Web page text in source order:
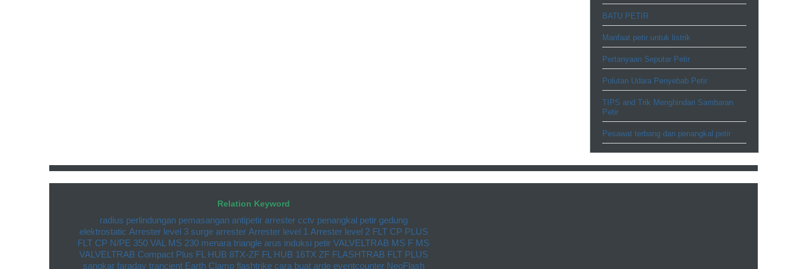
BATU PETIR
Manfaat petir untuk listrik
Pertanyaan Seputar Petir
Polutan Udara Penyebab Petir
TIPS and Trik Menghindari Sambaran
Petir
Pesawat terbang dan penangkal petir
Relation Keyword
radius perlindungan pemasangan antipetir arrester cctv penangkal petir gedung
elektrostatic Arrester level 3 surge arrester Arrester level 1 Arrester level 2 FLT CP PLUS
FLT CP N/PE 350 VAL MS 230 menara triangle arus induksi petir VALVELTRAB MS F MS
VALVELTRAB Compact Plus FL HUB 8TX-ZF FL HUB 16TX ZF FLASHTRAB FLT PLUS
sangkar faraday trancient Earth Clamp flashtrike cara buat arde eventcounter NeoFlash